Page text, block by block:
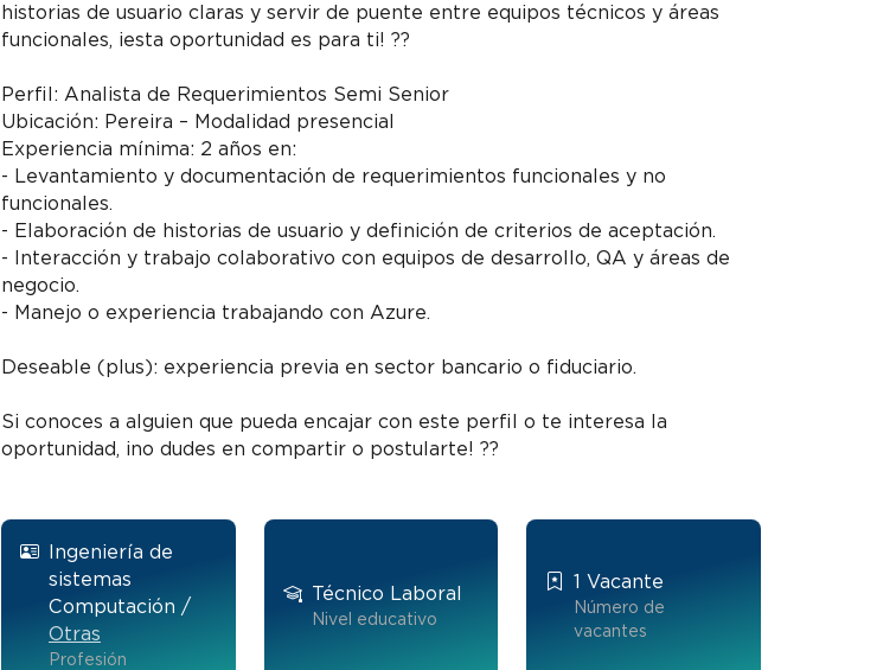
historias de usuario claras y servir de puente entre equipos técnicos y áreas
funcionales, ¡esta oportunidad es para ti! ??
Perfil: Analista de Requerimientos Semi Senior
Ubicación: Pereira – Modalidad presencial
Experiencia mínima: 2 años en:
- Levantamiento y documentación de requerimientos funcionales y no
funcionales.
- Elaboración de historias de usuario y definición de criterios de aceptación.
- Interacción y trabajo colaborativo con equipos de desarrollo, QA y áreas de
negocio.
- Manejo o experiencia trabajando con Azure.
Deseable (plus): experiencia previa en sector bancario o fiduciario.
Si conoces a alguien que pueda encajar con este perfil o te interesa la
oportunidad, ¡no dudes en compartir o postularte! ??
Ingeniería de
sistemas
Computación /
Otras
Profesión
Técnico Laboral
Nivel educativo
1 Vacante
Número de
vacantes